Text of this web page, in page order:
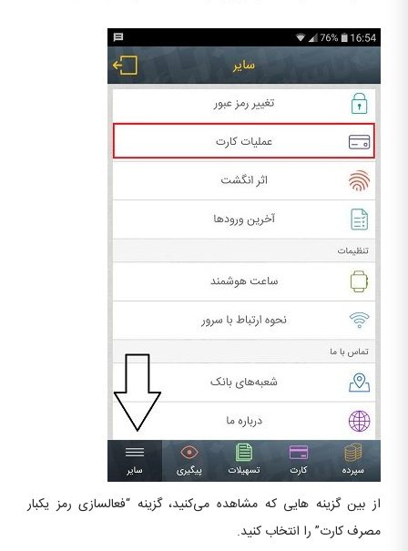
از بین گزینه هایی که مشاهده می‌کنید، گزینه “فعالسازی رمز یکبار
مصرف کارت” را انتخاب کنید.